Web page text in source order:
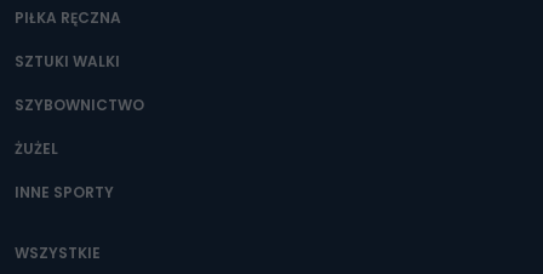
PIŁKA RĘCZNA
SZTUKI WALKI
SZYBOWNICTWO
ŻUŻEL
INNE SPORTY
WSZYSTKIE